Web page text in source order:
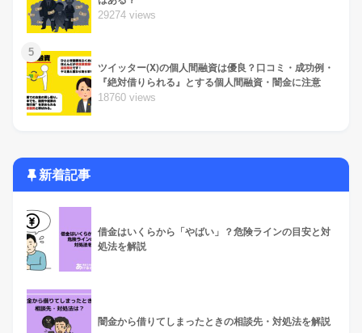
29274 views
5
ツイッター(X)の個人間融資は優良？口コミ・成功例・
『絶対借りられる』とする個人間融資・闇金に注意
18760 views
新着記事
借金はいくらから「やばい」？危険ラインの目安と対
処法を解説
闇金から借りてしまったときの相談先・対処法を解説